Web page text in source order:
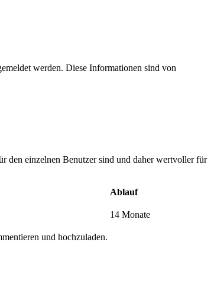
werden. Diese Informationen sind von
den einzelnen Benutzer sind und daher wertvoller für
Ablauf
14 Monate
und hochzuladen.